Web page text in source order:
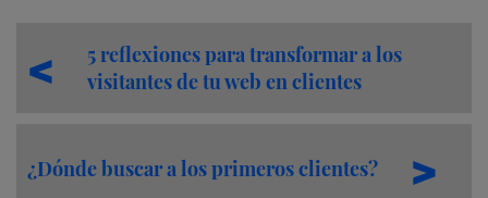
5 reflexiones para transformar a los
visitantes de tu web en clientes
¿Dónde buscar a los primeros clientes?